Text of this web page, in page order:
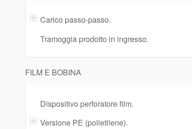
Carico passo-passo.
Tramoggia prodotto in ingresso.
FILM E BOBINA
Dispositivo perforatore film.
Versione PE (polietilene).